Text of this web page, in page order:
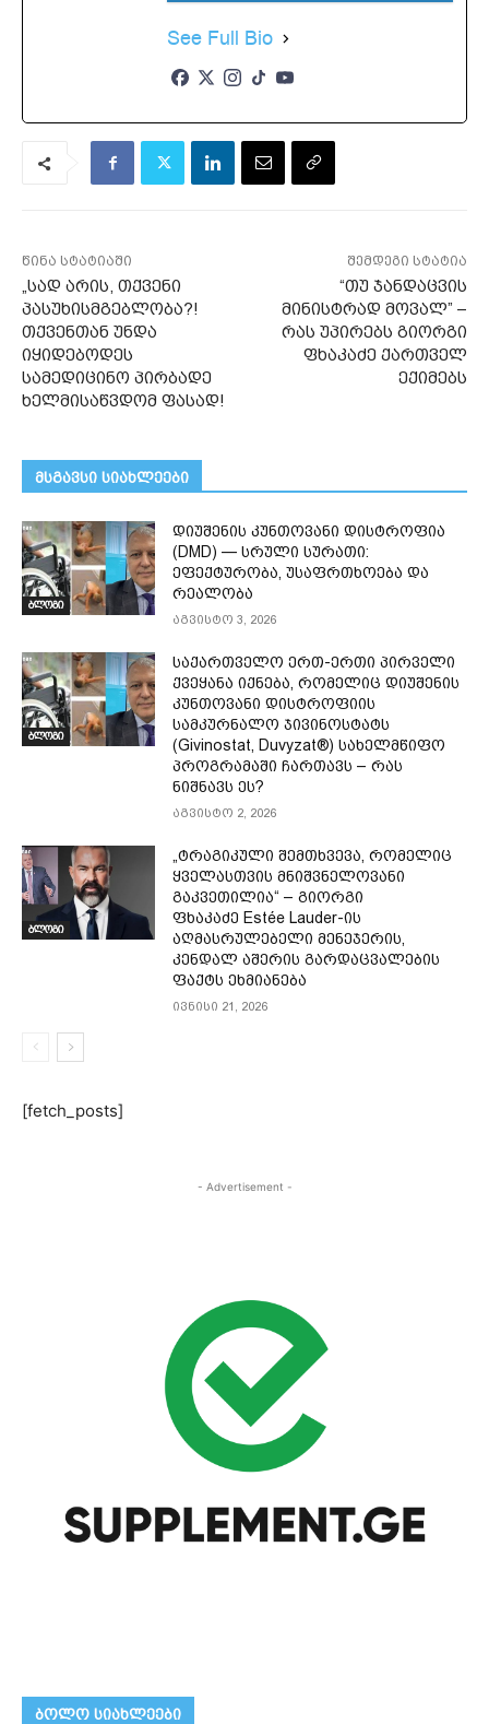
See Full Bio
წინა სტატიაში
„სად არის, თქვენი
პასუხისმგებლობა?!
თქვენთან უნდა
იყიდებოდეს
სამედიცინო პირბადე
ხელმისაწვდომ ფასად!
შემდეგი სტატია
“თუ ჯანდაცვის
მინისტრად მოვალ” –
რას უპირებს გიორგი
ფხაკაძე ქართველ
ექიმებს
მსგავსი სიახლეები
ბლოგი
დიუშენის კუნთოვანი დისტროფია
(DMD) — სრული სურათი:
ეფექტურობა, უსაფრთხოება და
რეალობა
აგვისტო 3, 2026
ბლოგი
საქართველო ერთ-ერთი პირველი
ქვეყანა იქნება, რომელიც დიუშენის
კუნთოვანი დისტროფიის
სამკურნალო ჯივინოსტატს
(Givinostat, Duvyzat®) სახელმწიფო
პროგრამაში ჩართავს – რას
ნიშნავს ეს?
აგვისტო 2, 2026
ბლოგი
„ტრაგიკული შემთხვევა, რომელიც
ყველასთვის მნიშვნელოვანი
გაკვეთილია“ – გიორგი
ფხაკაძე Estée Lauder-ის
აღმასრულებელი მენეჯერის,
კენდალ აშერის გარდაცვალების
ფაქტს ეხმიანება
ივნისი 21, 2026
[fetch_posts]
- Advertisement -
ᲑᲝᲚᲝ ᲡᲘᲐᲮᲚᲔᲔᲑᲘ